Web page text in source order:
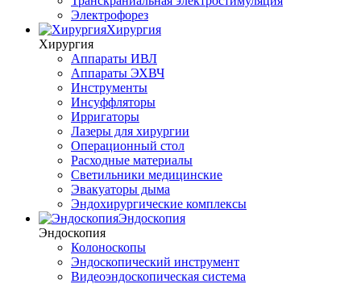
Электрофорез
Хирургия
Хирургия
Аппараты ИВЛ
Аппараты ЭХВЧ
Инструменты
Инсуффляторы
Ирригаторы
Лазеры для хирургии
Операционный стол
Расходные материалы
Светильники медицинские
Эвакуаторы дыма
Эндохирургические комплексы
Эндоскопия
Эндоскопия
Колоноскопы
Эндоскопический инструмент
Видеоэндоскопическая система